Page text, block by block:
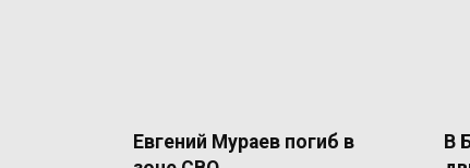
Евгений Мураев погиб в
В